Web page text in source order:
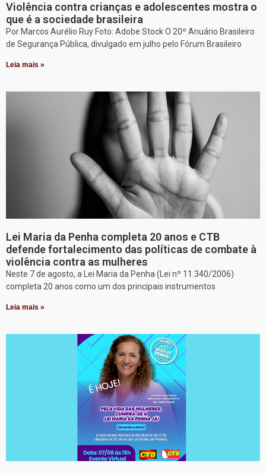
Violência contra crianças e adolescentes mostra o
que é a sociedade brasileira
Por Marcos Aurélio Ruy Foto: Adobe Stock O 20º Anuário Brasileiro
de Segurança Pública, divulgado em julho pelo Fórum Brasileiro
Leia mais »
Lei Maria da Penha completa 20 anos e CTB
defende fortalecimento das políticas de combate à
violência contra as mulheres
Neste 7 de agosto, a Lei Maria da Penha (Lei nº 11.340/2006)
completa 20 anos como um dos principais instrumentos
Leia mais »